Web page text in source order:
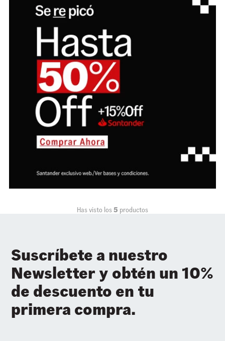
Has visto los5 productos
Suscríbete a nuestro
Newsletter y obtén un 10%
de descuento en tu
primera compra.